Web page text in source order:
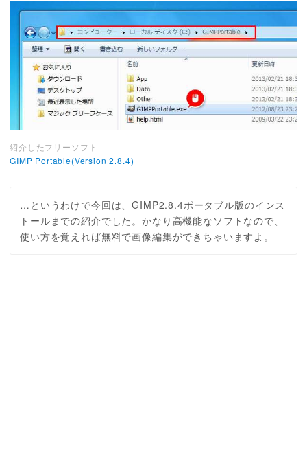
紹介したフリーソフト
GIMP Portable(Version 2.8.4)
…というわけで今回は、GIMP2.8.4ポータブル版のインス
トールまでの紹介でした。かなり高機能なソフトなので、
使い方を覚えれば無料で画像編集ができちゃいますよ。